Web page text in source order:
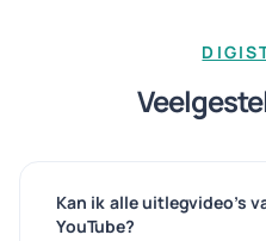
Kan ik alle uitlegvideo’s
YouTube?